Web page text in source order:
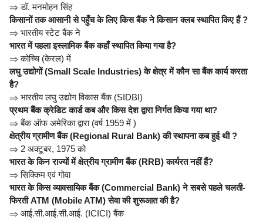
⇒ डॉ. मनमोहन सिंह
किसानों तक आसानी से पहुँच के लिए किस बैंक ने किसान क्लब स्थापित किए हैं ?
⇒ भारतीय स्टेट बैंक ने
भारत में पहला इस्लामिक बैंक कहाँ स्थापित किया गया है?
⇒कोच्चि (केरल) में
लघु उद्योगों (Small Scale Industries) के क्षेत्र में कौन सा बैंक कार्य करता
है?
⇒ भारतीय लघु उद्योग विकास बैंक (SIDBI)
प्रथम बैंक क्रेडिट कार्ड कब और किस देश द्वारा निर्गत किया गया था?
⇒ बैंक ऑफ अमेरिका द्वारा (वर्ष 1959 में )
क्षेत्रीय ग्रामीण बैंक (Regional Rural Bank) की स्थापना कब हुई थी ?
⇒ 2 अक्टूबर, 1975 को
भारत के किन राज्यों में क्षेत्रीय ग्रामीण बैंक (RRB) कार्यरत नहीं हैं?
⇒ सिक्किम एवं गोवा
भारत के किस व्यावसायिक बैंक (Commercial Bank) ने सबसे पहले चलती-
फिरती ATM (Mobile ATM) सेवा की शुरूआत की है?
⇒ आई.सी.आई.सी.आई. (ICICI) बैंक